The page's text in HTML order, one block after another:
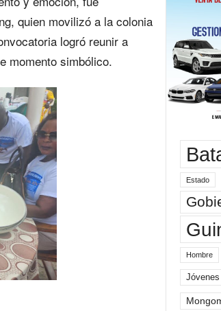
quien movilizó a la colonia
logró reunir a
momento simbólico.
Estado
Hombre
Jóvenes